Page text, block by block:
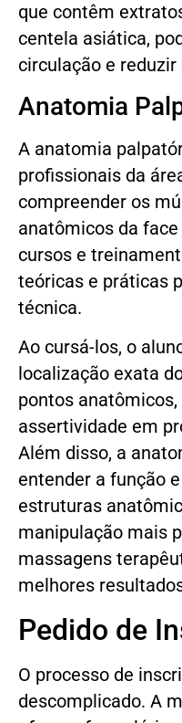
que contêm
centela asiática,
circulação e
Anatomia
A anatomia
profissionais da
compreender os
anatômicos da
cursos e
teóricas e práticas
técnica.
Ao cursá-los, o
localização exata
pontos
assertividade em
Além disso, a
entender a função
estruturas
manipulação mais
massagens
melhores
Pedido de
O processo de
descomplicado. A